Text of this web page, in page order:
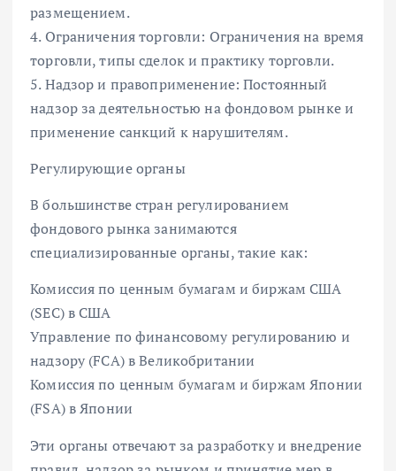
размещением.
4. Ограничения торговли: Ограничения на время
торговли, типы сделок и практику торговли.
5. Надзор и правоприменение: Постоянный
надзор за деятельностью на фондовом рынке и
применение санкций к нарушителям.
Регулирующие органы
В большинстве стран регулированием
фондового рынка занимаются
специализированные органы, такие как:
Комиссия по ценным бумагам и биржам США
(SEC) в США
Управление по финансовому регулированию и
надзору (FCA) в Великобритании
Комиссия по ценным бумагам и биржам Японии
(FSA) в Японии
Эти органы отвечают за разработку и внедрение